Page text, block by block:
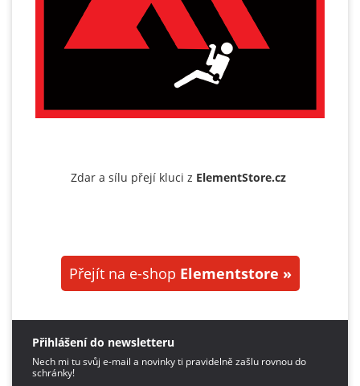
Zdar a sílu přejí kluci z ElementStore.cz
Přejít na e-shop Elementstore »
Přihlášení do newsletteru
Nech mi tu svůj e-mail a novinky ti pravidelně zašlu rovnou do
schránky!